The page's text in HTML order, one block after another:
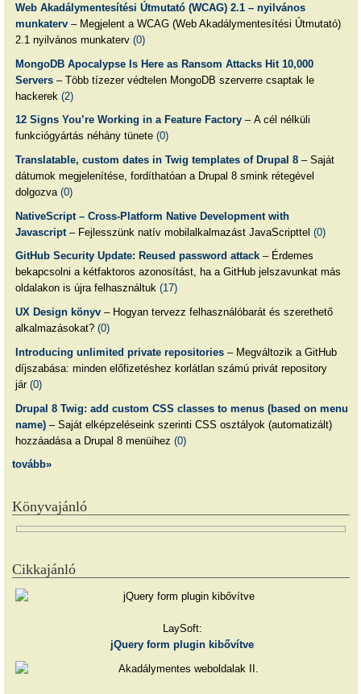
Web Akadálymentesítési Útmutató (WCAG) 2.1 – nyilvános
munkaterv– Megjelent a WCAG (Web Akadálymentesítési Útmutató)
2.1 nyilvános munkaterv (0)
MongoDB Apocalypse Is Here as Ransom Attacks Hit 10,000
Servers– Több tízezer védtelen MongoDB szerverre csaptak le
hackerek (2)
12 Signs You’re Working in a Feature Factory– A cél nélküli
funkciógyártás néhány tünete (0)
Translatable, custom dates in Twig templates of Drupal 8– Saját
dátumok megjelenítése, fordíthatóan a Drupal 8 smink rétegével
dolgozva (0)
NativeScript – Cross-Platform Native Development with
Javascript– Fejlesszünk natív mobilalkalmazást JavaScripttel (0)
GitHub Security Update: Reused password attack– Érdemes
bekapcsolni a kétfaktoros azonosítást, ha a GitHub jelszavunkat más
oldalakon is újra felhasználtuk (17)
UX Design könyv– Hogyan tervezz felhasználóbarát és szerethető
alkalmazásokat? (0)
Introducing unlimited private repositories– Megváltozik a GitHub
díjszabása: minden előfizetéshez korlátlan számú privát repository
jár (0)
Drupal 8 Twig: add custom CSS classes to menus (based on menu
name)– Saját elképzeléseink szerinti CSS osztályok (automatizált)
hozzáadása a Drupal 8 menüihez (0)
tovább»
Könyvajánló
Cikkajánló
LaySoft:
jQuery form plugin kibővítve